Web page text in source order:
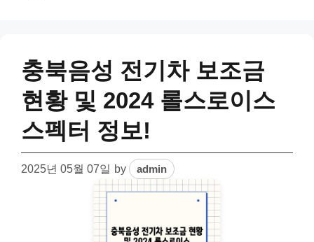
충북음성 전기차 보조금
현황 및 2024 롤스로이스
스펙터 정보!
2025년 05월 07일 by admin